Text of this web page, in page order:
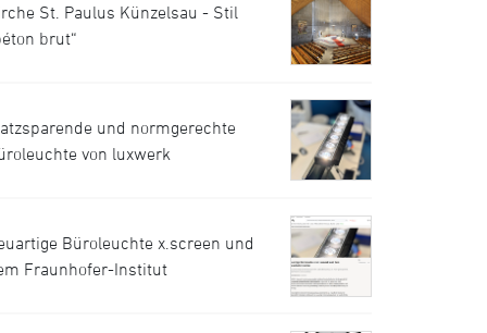
St. Paulus Künzelsau - Stil
brut“
und normgerechte
von luxwerk
Büroleuchte x.screen und
Fraunhofer-Institut